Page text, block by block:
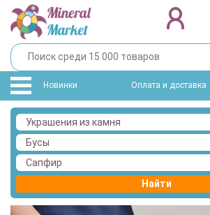
Новинки Оплата и доставка
Найти